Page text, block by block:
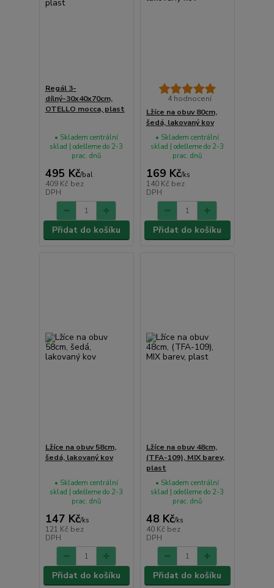
Regál 3-
dílný-30x40x70cm,
OTELLO mocca, plast
495 Kč/bal
409 Kč bez
DPH
• Skladem centrální
sklad | odešleme do 2-3
prac. dnů
Přidat do košíku
4 hodnocení
Lžíce na obuv 80cm,
šedá, lakovaný kov
169 Kč/ks
140 Kč bez
DPH
• Skladem centrální
sklad | odešleme do 2-3
prac. dnů
Přidat do košíku
Lžíce na obuv 58cm,
šedá, lakovaný kov
147 Kč/ks
121 Kč bez
DPH
• Skladem centrální
sklad | odešleme do 2-3
prac. dnů
Přidat do košíku
Lžíce na obuv 48cm,
(TFA-109), MIX barev,
plast
48 Kč/ks
40 Kč bez
DPH
• Skladem centrální
sklad | odešleme do 2-3
prac. dnů
Přidat do košíku